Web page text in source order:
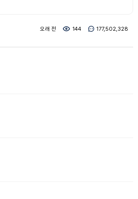
오래 전 144 177,502,328